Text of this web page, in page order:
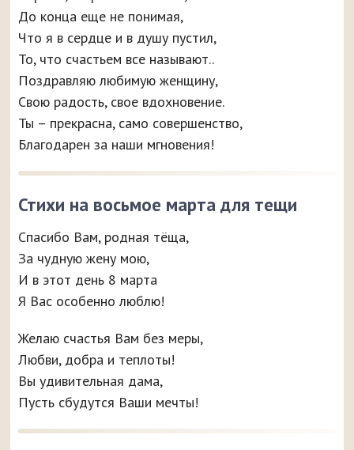
До конца еще не понимая,
Что я в сердце и в душу пустил,
То, что счастьем все называют..
Поздравляю любимую женщину,
Свою радость, свое вдохновение.
Ты – прекрасна, само совершенство,
Благодарен за наши мгновения!
Стихи на восьмое марта для тещи
Спасибо Вам, родная тёща,
За чудную жену мою,
И в этот день 8 марта
Я Вас особенно люблю!
Желаю счастья Вам без меры,
Любви, добра и теплоты!
Вы удивительная дама,
Пусть сбудутся Ваши мечты!